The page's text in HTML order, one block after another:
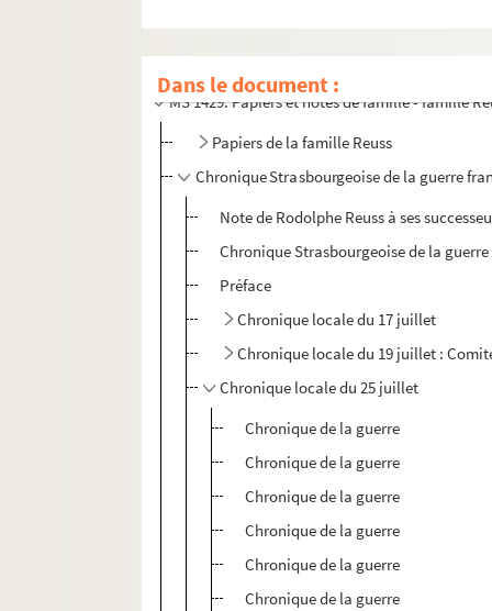
Dans le document :
MS 1251-1293. Révolution en Alsace
MS 1429. Papiers et notes de famille - famille
Papiers de la famille Reuss
Chronique Strasbourgeoise de la guerre
Note de Rodolphe Reuss à ses
Chronique Strasbourgeoise de la
Préface
Chronique locale du 17 juillet
Chronique locale du 19 juillet :
Chronique locale du 25 juillet
Chronique de la guerre
Chronique de la guerre
Chronique de la guerre
Chronique de la guerre
Chronique de la guerre
Chronique de la guerre